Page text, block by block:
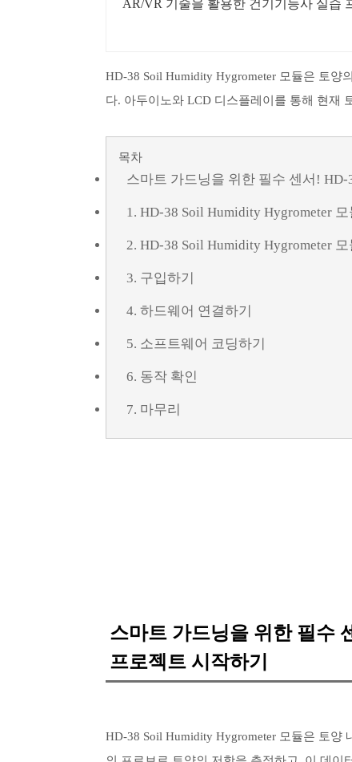
AR/VR 기술을 활용한 건기기능사 실습
HD-38 Soil Humidity Hygrometer 모듈은 토양
다. 아두이노와 LCD 디스플레이를 통해 현재
목차
스마트 가드닝을 위한 필수 센서!
1. HD-38 Soil Humidity Hygrometer 모
2. HD-38 Soil Humidity Hygrometer
3. 구입하기
4. 하드웨어 연결하기
5. 소프트웨어 코딩하기
6. 동작 확인
7. 마무리
스마트 가드닝을 위한 필수
프로젝트 시작하기
HD-38 Soil Humidity Hygrometer 모듈은 토양